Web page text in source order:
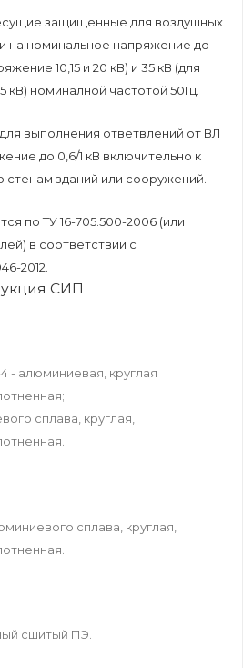
защищенные для воздушных
на номинальное напряжение до
10,15 и 20 кВ) и 35 кВ (для
кВ) номиналной частотой 50Гц.
выполнения ответвлений от ВЛ
до 0,6/1 кВ включительно к
стенам зданий или сооружений.
по ТУ 16-705.500-2006 (или
в соответствии с
2012.
СИП
алюминиевая, круглая
сплава, круглая,
сплава, круглая,
сшитый ПЭ.